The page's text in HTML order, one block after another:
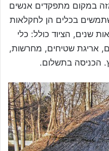
במקום מתפקדים אנשים
בכלים הן לחקלאות
שנים, הציוד כולל: כלי
אריגת שטיחים, מחרשות,
הכניסה בתשלום.